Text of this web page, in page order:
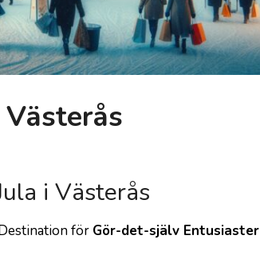
i Västerås
för Gör-det-själv Entusiaster